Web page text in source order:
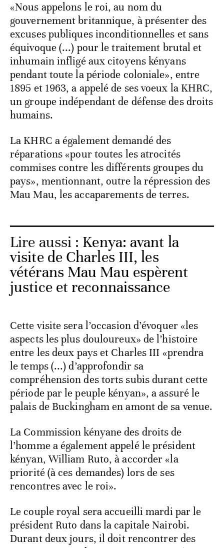
«Nous appelons le roi, au nom du
gouvernement britannique, à présenter des
excuses publiques inconditionnelles et sans
équivoque (...) pour le traitement brutal et
inhumain infligé aux citoyens kényans
pendant toute la période coloniale», entre
1895 et 1963, a appelé de ses voeux la KHRC,
un groupe indépendant de défense des droits
humains.
La KHRC a également demandé des
réparations «pour toutes les atrocités
commises contre les différents groupes du
pays», mentionnant, outre la répression des
Mau Mau, les accaparements de terres.
Lire aussi : Kenya: avant la
visite de Charles III, les
vétérans Mau Mau espèrent
justice et reconnaissance
Cette visite sera l’occasion d’évoquer «les
aspects les plus douloureux» de l’histoire
entre les deux pays et Charles III «prendra
le temps (...) d’approfondir sa
compréhension des torts subis durant cette
période par le peuple kényan», a assuré le
palais de Buckingham en amont de sa venue.
La Commission kényane des droits de
l’homme a également appelé le président
kényan, William Ruto, à accorder «la
priorité (à ces demandes) lors de ses
rencontres avec le roi».
Le couple royal sera accueilli mardi par le
président Ruto dans la capitale Nairobi.
Durant deux jours, il doit rencontrer des